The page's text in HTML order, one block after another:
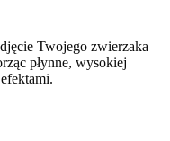
Twojego zwierzaka
płynne, wysokiej